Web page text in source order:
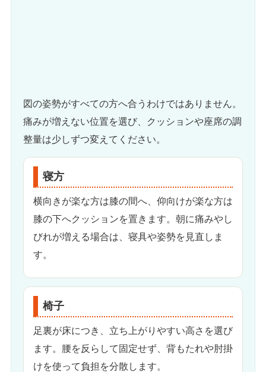
図の姿勢がすべての方へ合うわけではありません。
痛みが増えない位置を選び、クッションや座席の調
整量は少しずつ変えてください。
寝方
横向きが楽な方は膝の間へ、仰向けが楽な方は
膝の下へクッションを置きます。朝に痛みやし
びれが増える場合は、寝具や姿勢を見直しま
す。
椅子
足裏が床につき、立ち上がりやすい高さを選び
ます。腰を反らして固定せず、背もたれや肘掛
けを使って負担を分散します。